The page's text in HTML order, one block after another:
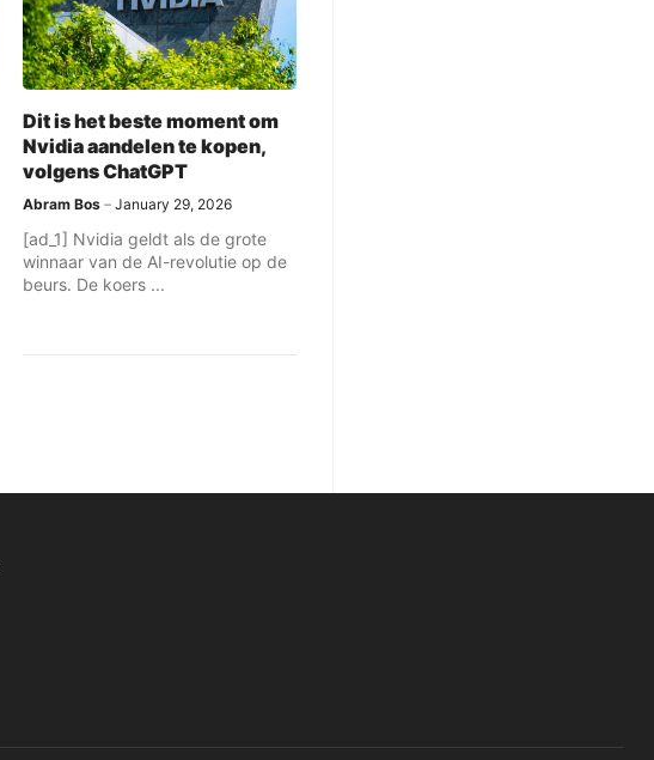
Dit is het beste moment om
Nvidia aandelen te kopen,
volgens ChatGPT
Abram Bos January 29, 2026
[ad_1] Nvidia geldt als de grote
winnaar van de AI-revolutie op de
beurs. De koers ...